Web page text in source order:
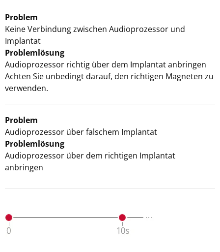
Problem
Keine Verbindung zwischen Audioprozessor und
Implantat
Problemlösung
Audioprozessor richtig über dem Implantat anbringen
Achten Sie unbedingt darauf, den richtigen Magneten zu
verwenden.
Problem
Audioprozessor über falschem Implantat
Problemlösung
Audioprozessor über dem richtigen Implantat
anbringen